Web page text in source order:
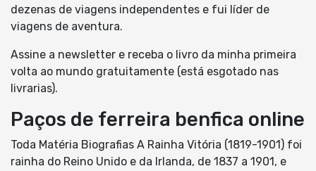
dezenas de viagens independentes e fui líder de
viagens de aventura.
Assine a newsletter e receba o livro da minha primeira
volta ao mundo gratuitamente (está esgotado nas
livrarias).
Paços de ferreira benfica online
Toda Matéria Biografias A Rainha Vitória (1819-1901) foi
rainha do Reino Unido e da Irlanda, de 1837 a 1901, e